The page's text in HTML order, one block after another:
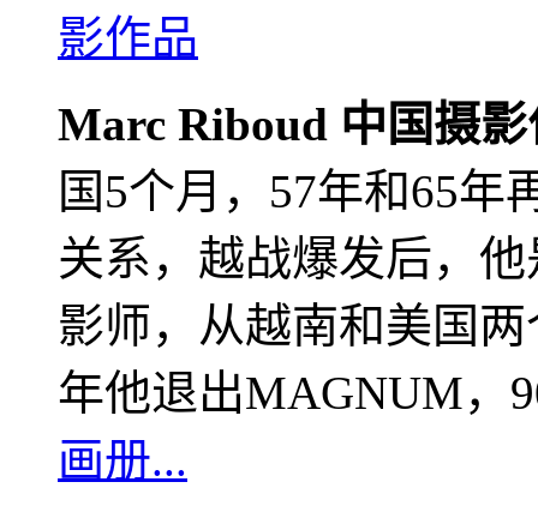
Marc Riboud 中国摄
国5个月，57年和65年
关系，越战爆发后，
影师，从越南和美国
年他退出MAGNUM，
画册...